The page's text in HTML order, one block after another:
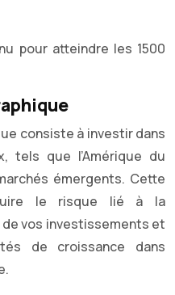
pour atteindre les 1500
consiste à investir dans
tels que l’Amérique du
émergents. Cette
le risque lié à la
vos investissements et
de croissance dans